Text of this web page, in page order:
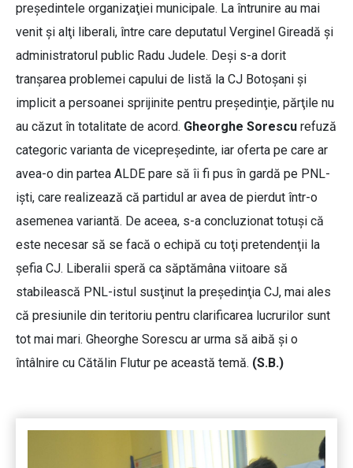
preşedintele organizaţiei municipale. La întrunire au mai
venit şi alţi liberali, între care deputatul Verginel Gireadă şi
administratorul public Radu Judele. Deşi s-a dorit
tranşarea problemei capului de listă la CJ Botoşani şi
implicit a persoanei sprijinite pentru preşedinţie, părţile nu
au căzut în totalitate de acord. Gheorghe Sorescu refuză
categoric varianta de vicepreşedinte, iar oferta pe care ar
avea-o din partea ALDE pare să îi fi pus în gardă pe PNL-
işti, care realizează că partidul ar avea de pierdut într-o
asemenea variantă. De aceea, s-a concluzionat totuşi că
este necesar să se facă o echipă cu toţi pretendenţii la
şefia CJ. Liberalii speră ca săptămâna viitoare să
stabilească PNL-istul susţinut la preşedinţia CJ, mai ales
că presiunile din teritoriu pentru clarificarea lucrurilor sunt
tot mai mari. Gheorghe Sorescu ar urma să aibă şi o
întâlnire cu Cătălin Flutur pe această temă. (S.B.)